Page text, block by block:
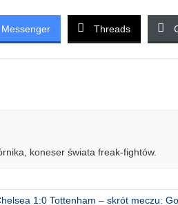
Messenger Threads
koneser świata freak-fightów.
1:0 Tottenham – skrót meczu: